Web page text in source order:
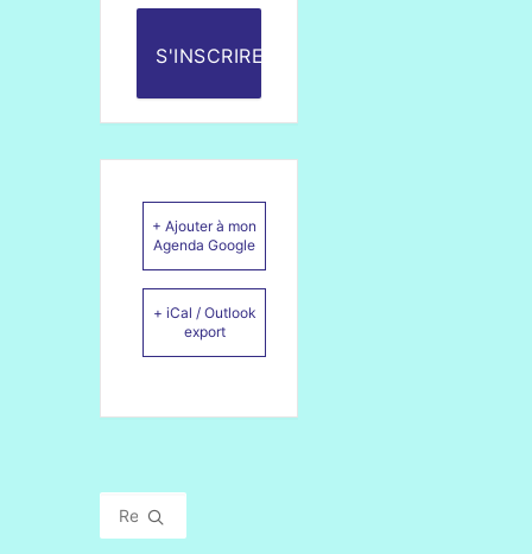
S'INSCRIRE
+ Ajouter à mon
Agenda Google
+ iCal / Outlook
export